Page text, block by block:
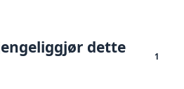
dette
1